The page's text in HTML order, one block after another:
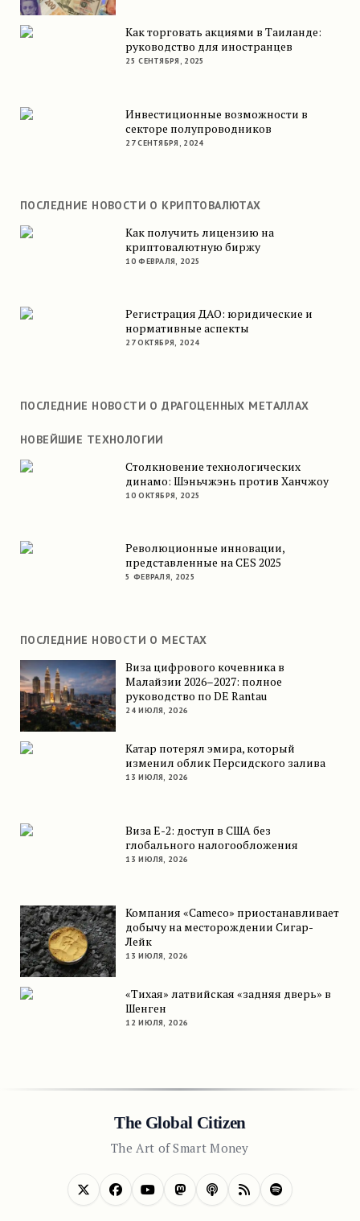
Как торговать акциями в Таиланде:
руководство для иностранцев
25 СЕНТЯБРЯ, 2025
Инвестиционные возможности в
секторе полупроводников
27 СЕНТЯБРЯ, 2024
ПОСЛЕДНИЕ НОВОСТИ О КРИПТОВАЛЮТАХ
Как получить лицензию на
криптовалютную биржу
10 ФЕВРАЛЯ, 2025
Регистрация ДАО: юридические и
нормативные аспекты
27 ОКТЯБРЯ, 2024
ПОСЛЕДНИЕ НОВОСТИ О ДРАГОЦЕННЫХ МЕТАЛЛАХ
НОВЕЙШИЕ ТЕХНОЛОГИИ
Столкновение технологических
динамо: Шэньчжэнь против Ханчжоу
10 ОКТЯБРЯ, 2025
Революционные инновации,
представленные на CES 2025
5 ФЕВРАЛЯ, 2025
ПОСЛЕДНИЕ НОВОСТИ О МЕСТАХ
Виза цифрового кочевника в
Малайзии 2026–2027: полное
руководство по DE Rantau
24 ИЮЛЯ, 2026
Катар потерял эмира, который
изменил облик Персидского залива
13 ИЮЛЯ, 2026
Виза E-2: доступ в США без
глобального налогообложения
13 ИЮЛЯ, 2026
Компания «Cameco» приостанавливает
добычу на месторождении Сигар-
Лейк
13 ИЮЛЯ, 2026
«Тихая» латвийская «задняя дверь» в
Шенген
12 ИЮЛЯ, 2026
The Global Citizen
The Art of Smart Money